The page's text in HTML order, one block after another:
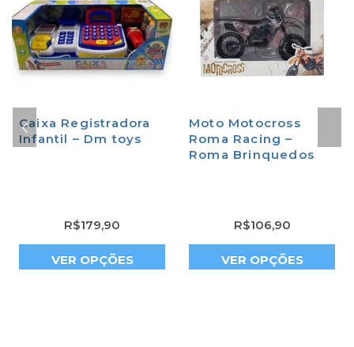
Caixa Registradora
Infantil – Dm toys
R$179,90
VER OPÇÕES
Moto Motocross
Roma Racing –
Roma Brinquedos
R$106,90
VER OPÇÕES